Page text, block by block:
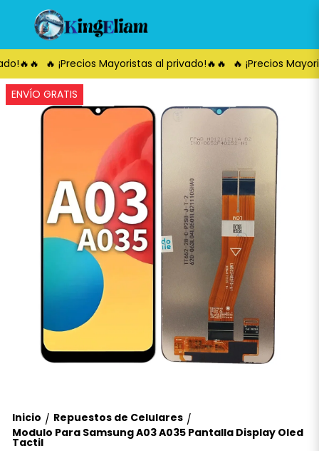
🔥 ¡Precios Mayoristas al privado!🔥🔥 🔥 ¡Precios
ENVÍO GRATIS
Inicio / Repuestos de Celulares /
Modulo Para Samsung A03 A035 Pantalla Display Oled
Tactil